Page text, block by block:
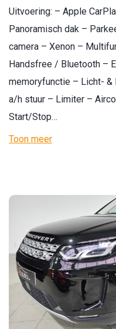
Uitvoering: – Apple
Panoramisch dak –
camera – Xenon –
Handsfree / Bluetooth –
memoryfunctie – Licht- &
a/h stuur – Limiter –
Start/Stop…
Toon meer